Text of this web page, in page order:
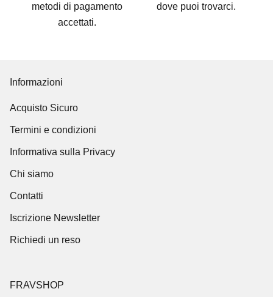
metodi di pagamento
accettati.
dove puoi trovarci.
Informazioni
Acquisto Sicuro
Termini e condizioni
Informativa sulla Privacy
Chi siamo
Contatti
Iscrizione Newsletter
Richiedi un reso
FRAVSHOP